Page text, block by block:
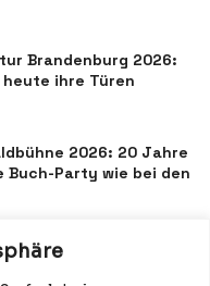
Brandenburg 2026:
ihre Türen
2026: 20 Jahre
Buch-Party wie bei den